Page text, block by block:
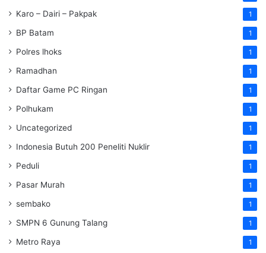
Karo – Dairi – Pakpak 1
BP Batam 1
Polres lhoks 1
Ramadhan 1
Daftar Game PC Ringan 1
Polhukam 1
Uncategorized 1
Indonesia Butuh 200 Peneliti Nuklir 1
Peduli 1
Pasar Murah 1
sembako 1
SMPN 6 Gunung Talang 1
Metro Raya 1